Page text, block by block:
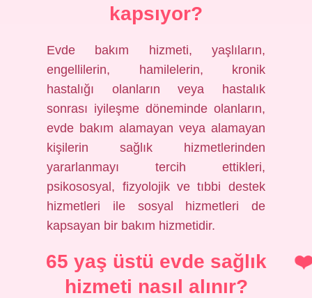
kapsıyor?
Evde bakım hizmeti, yaşlıların,
engellilerin, hamilelerin, kronik
hastalığı olanların veya hastalık
sonrası iyileşme döneminde olanların,
evde bakım alamayan veya alamayan
kişilerin sağlık hizmetlerinden
yararlanmayı tercih ettikleri,
psikososyal, fizyolojik ve tıbbi destek
hizmetleri ile sosyal hizmetleri de
kapsayan bir bakım hizmetidir.
65 yaş üstü evde sağlık
hizmeti nasıl alınır?